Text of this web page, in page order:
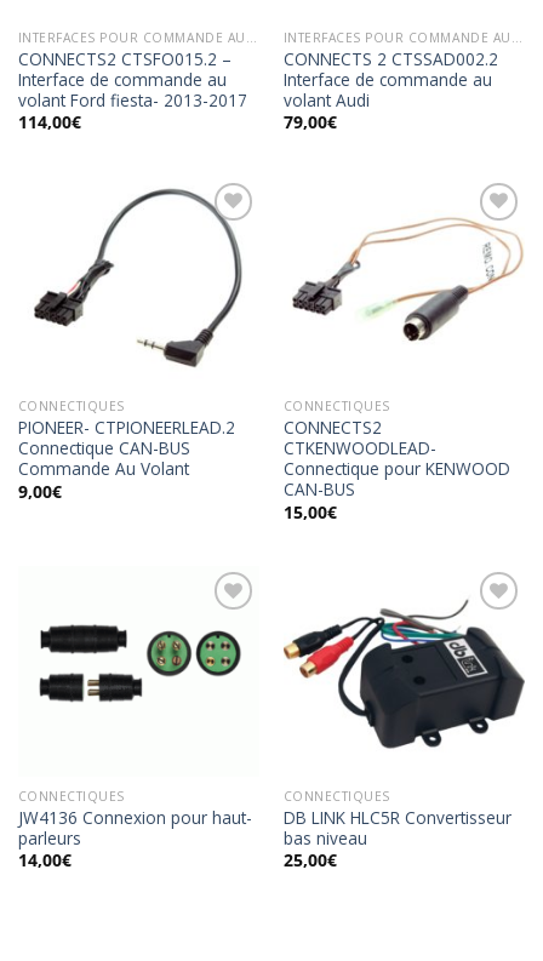
INTERFACES POUR COMMANDE AU VOLANT
CONNECTS2 CTSFO015.2 –
Interface de commande au
volant Ford fiesta- 2013-2017
114,00€
INTERFACES POUR COMMANDE AU VOLANT
CONNECTS 2 CTSSAD002.2
Interface de commande au
volant Audi
79,00€
Ajouter
à la
wishlist
CONNECTIQUES
PIONEER- CTPIONEERLEAD.2
Connectique CAN-BUS
Commande Au Volant
9,00€
Ajouter
à la
CONNECTIQUES
CONNECTS2
CTKENWOODLEAD-
Connectique pour KENWOOD
CAN-BUS
15,00€
Ajouter
CONNECTIQUES
JW4136 Connexion pour haut-
parleurs
14,00€
Ajouter
à la
CONNECTIQUES
DB LINK HLC5R Convertisseur
bas niveau
25,00€